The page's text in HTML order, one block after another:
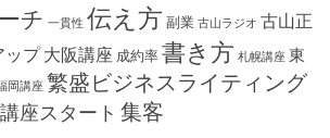
チ 一貫性 伝え方 副業 古山ラジオ 古山正
ップ 大阪講座 成約率 書き方 札幌講座 東
岡講座 繁盛ビジネスライティング
講座スタート 集客